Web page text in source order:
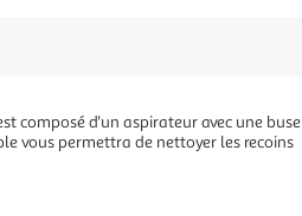
composé d'un aspirateur avec une buse
vous permettra de nettoyer les recoins